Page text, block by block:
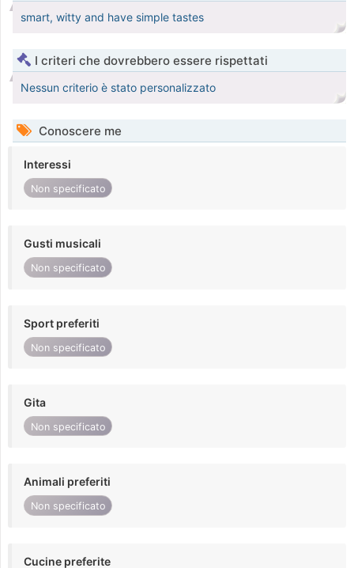
smart, witty and have simple tastes
I criteri che dovrebbero essere rispettati
Nessun criterio è stato personalizzato
Conoscere me
Interessi
Non specificato
Gusti musicali
Non specificato
Sport preferiti
Non specificato
Gita
Non specificato
Animali preferiti
Non specificato
Cucine preferite